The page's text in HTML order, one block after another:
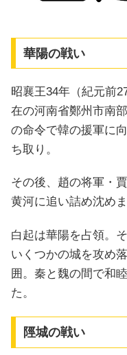
華陽の戦い
昭襄王34年（紀元前
在の河南省鄭州市南
の命令で韓の援軍に
ち取り。
その後、趙の将軍・
黄河に追い詰め沈めま
白起は華陽を占領。
いくつかの城を攻め
囲。秦と魏の間で和
た。
陘城の戦い